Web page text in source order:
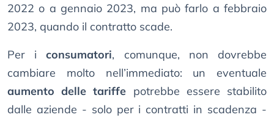
2022 o a gennaio 2023, ma può farlo a febbraio
2023, quando il contratto scade.
Per iconsumatori, comunque, non dovrebbe
cambiare molto nell’immediato: un eventuale
aumento delle tariffe potrebbe essere stabilito
dalle aziende - solo per i contratti in scadenza -